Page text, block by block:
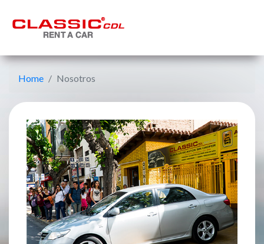
Home Nosotros